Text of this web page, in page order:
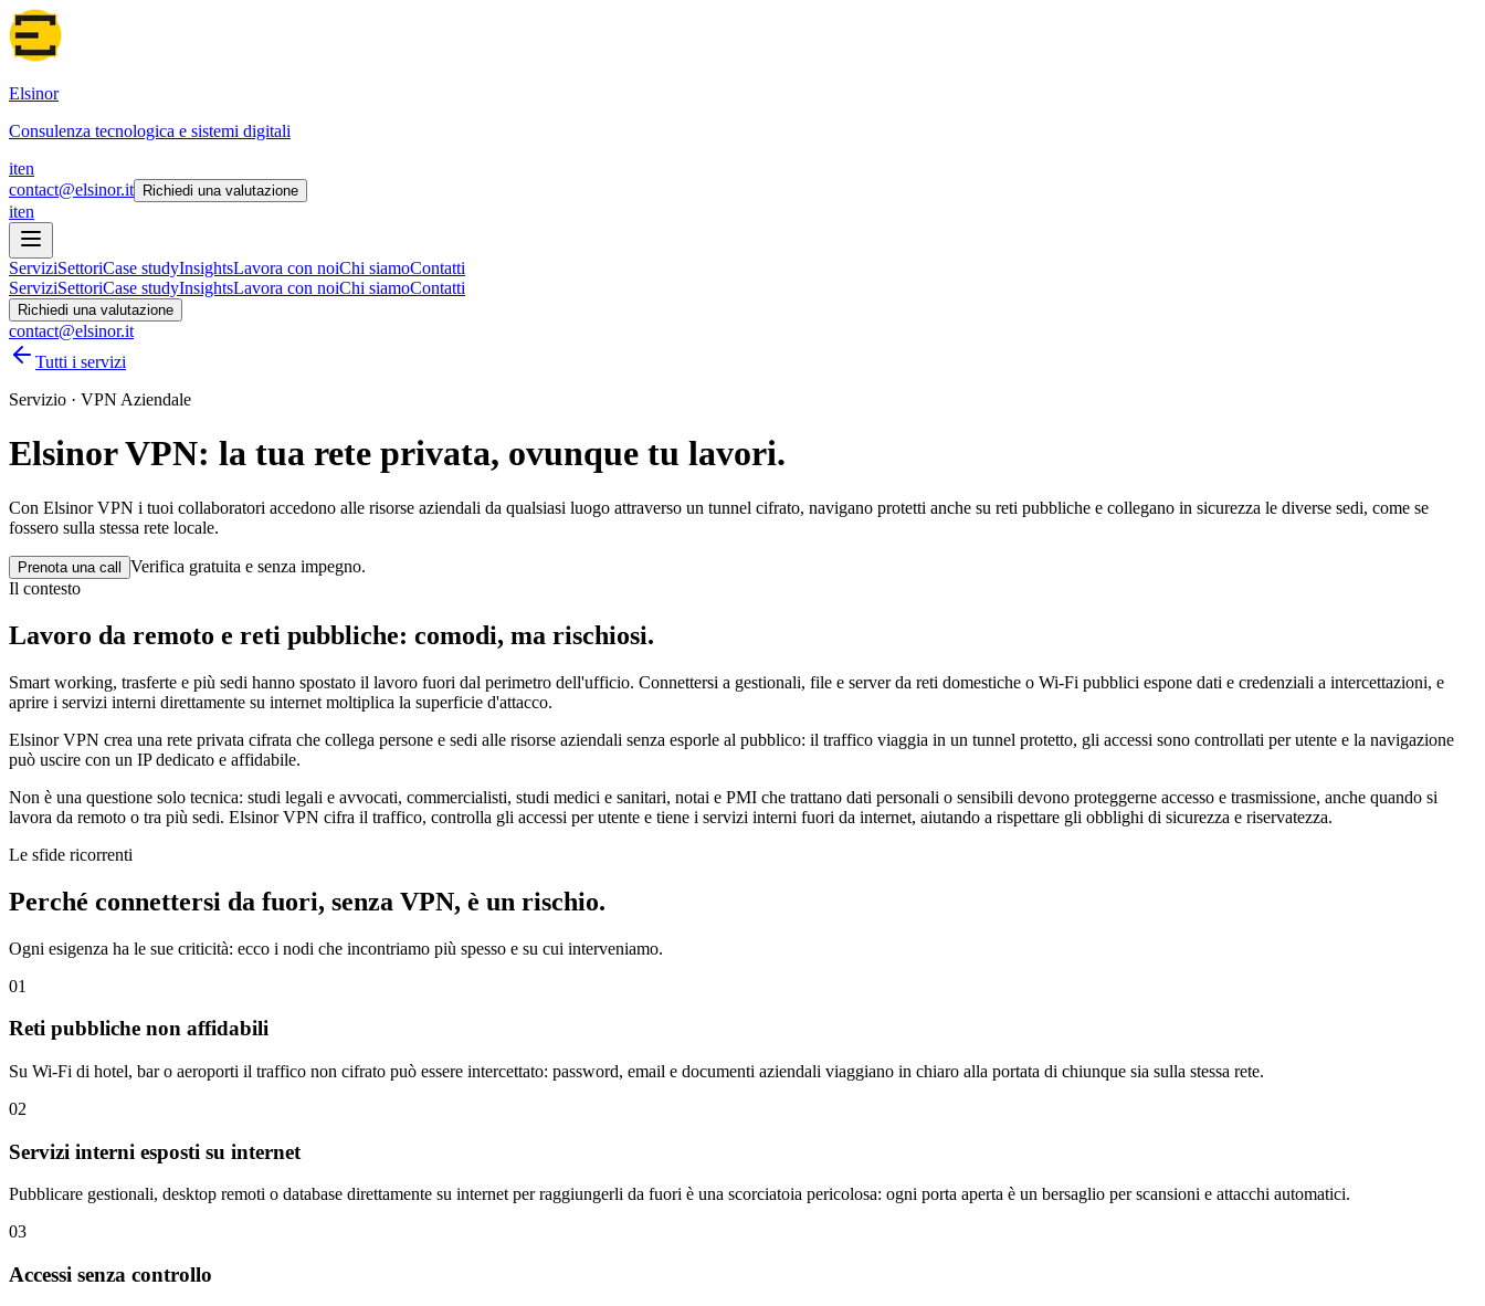
Elsinor
Consulenza tecnologica e sistemi digitali
iten
contact@elsinor.it
Richiedi una valutazione
iten
ServiziSettoriCase studyInsightsLavora con noiChi siamoContatti
ServiziSettoriCase studyInsightsLavora con noiChi siamoContatti
Richiedi una valutazione
contact@elsinor.it
Tutti i servizi
Servizio · VPN Aziendale
Elsinor VPN: la tua rete privata, ovunque tu lavori.
Con Elsinor VPN i tuoi collaboratori accedono alle risorse aziendali da qualsiasi luogo attraverso un tunnel cifrato, navigano protetti anche su reti pubbliche e collegano in sicurezza le diverse sedi, come se
fossero sulla stessa rete locale.
Prenota una call
Verifica gratuita e senza impegno.
Il contesto
Lavoro da remoto e reti pubbliche: comodi, ma rischiosi.
Smart working, trasferte e più sedi hanno spostato il lavoro fuori dal perimetro dell'ufficio. Connettersi a gestionali, file e server da reti domestiche o Wi-Fi pubblici espone dati e credenziali a intercettazioni, e
aprire i servizi interni direttamente su internet moltiplica la superficie d'attacco.
Elsinor VPN crea una rete privata cifrata che collega persone e sedi alle risorse aziendali senza esporle al pubblico: il traffico viaggia in un tunnel protetto, gli accessi sono controllati per utente e la navigazione
può uscire con un IP dedicato e affidabile.
Non è una questione solo tecnica: studi legali e avvocati, commercialisti, studi medici e sanitari, notai e PMI che trattano dati personali o sensibili devono proteggerne accesso e trasmissione, anche quando si
lavora da remoto o tra più sedi. Elsinor VPN cifra il traffico, controlla gli accessi per utente e tiene i servizi interni fuori da internet, aiutando a rispettare gli obblighi di sicurezza e riservatezza.
Le sfide ricorrenti
Perché connettersi da fuori, senza VPN, è un rischio.
Ogni esigenza ha le sue criticità: ecco i nodi che incontriamo più spesso e su cui interveniamo.
01
Reti pubbliche non affidabili
Su Wi-Fi di hotel, bar o aeroporti il traffico non cifrato può essere intercettato: password, email e documenti aziendali viaggiano in chiaro alla portata di chiunque sia sulla stessa rete.
02
Servizi interni esposti su internet
Pubblicare gestionali, desktop remoti o database direttamente su internet per raggiungerli da fuori è una scorciatoia pericolosa: ogni porta aperta è un bersaglio per scansioni e attacchi automatici.
03
Accessi senza controllo